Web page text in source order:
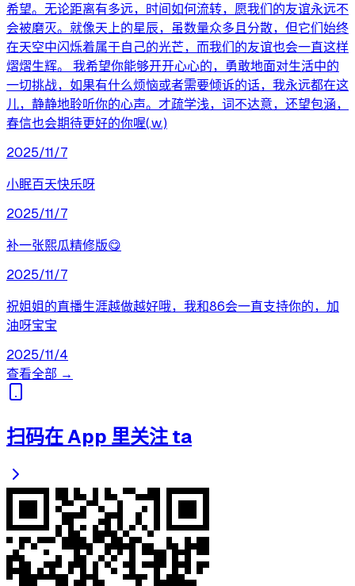
希望。无论距离有多远，时间如何流转，愿我们的友谊永远不
会被磨灭。就像天上的星辰，虽数量众多且分散，但它们始终
在天空中闪烁着属于自己的光芒，而我们的友谊也会一直这样
熠熠生辉。 我希望你能够开开心心的，勇敢地面对生活中的
一切挑战，如果有什么烦恼或者需要倾诉的话，我永远都在这
儿，静静地聆听你的心声。才疏学浅，词不达意，还望包涵，
春信也会期待更好的你喔(.w.)
2025/11/7
小眠百天快乐呀
2025/11/7
补一张熙瓜精修版😋
2025/11/7
祝姐姐的直播生涯越做越好哦，我和86会一直支持你的，加
油呀宝宝
2025/11/4
查看全部 →
扫码在 App 里关注 ta